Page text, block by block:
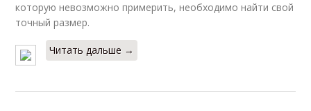
которую невозможно примерить, необходимо найти свой
точный размер.
Читать дальше →